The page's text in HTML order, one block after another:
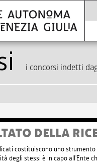
i concorsi indetti
DELLA
costituiscono uno
degli stessi è in capo all'Ente